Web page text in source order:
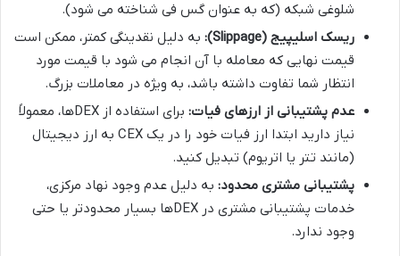
شلوغی شبکه (که به عنوان گس فی شناخته می شود).
ریسک اسلیپیج (Slippage):
به دلیل نقدینگی کمتر، ممکن است
قیمت نهایی که معامله با آن انجام می شود با قیمت مورد
انتظار شما تفاوت داشته باشد، به ویژه در معاملات بزرگ.
عدم پشتیبانی از ارزهای فیات:
برای استفاده از DEXها، معمولاً
نیاز دارید ابتدا ارز فیات خود را در یک CEX به ارز دیجیتال
(مانند تتر یا اتریوم) تبدیل کنید.
پشتیبانی مشتری محدود: به دلیل عدم وجود نهاد مرکزی،
خدمات پشتیبانی مشتری در DEXها بسیار محدودتر یا حتی
وجود ندارد.